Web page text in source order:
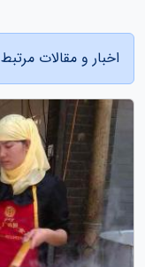
اخبار و مقالات مرتبط